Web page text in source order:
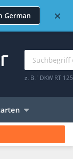
German ×
z. B. "DKW RT